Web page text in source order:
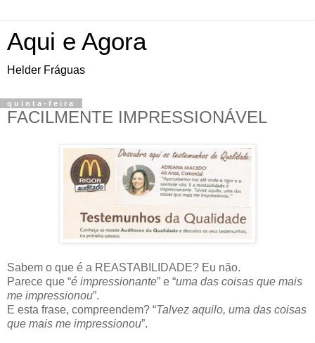
Aqui e Agora
Helder Fráguas
quinta-feira
FACILMENTE IMPRESSIONÁVEL
Sabem o que é a REASTABILIDADE? Eu não.
Parece que “é impressionante” e “uma das coisas que mais
me impressionou”.
E esta frase, compreendem? “Talvez aquilo, uma das coisas
que mais me impressionou”.